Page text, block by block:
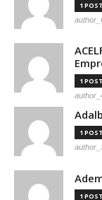
1
1
1
1